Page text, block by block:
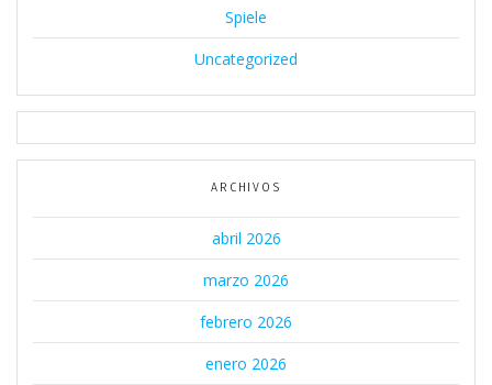
Spiele
Uncategorized
ARCHIVOS
abril 2026
marzo 2026
febrero 2026
enero 2026